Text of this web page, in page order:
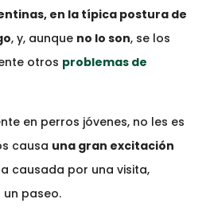
en la típica postura de
, y, aunque no lo son, se los
otros problemas de
en perros jóvenes, no les es
causa una gran excitación
causada por una visita,
paseo.